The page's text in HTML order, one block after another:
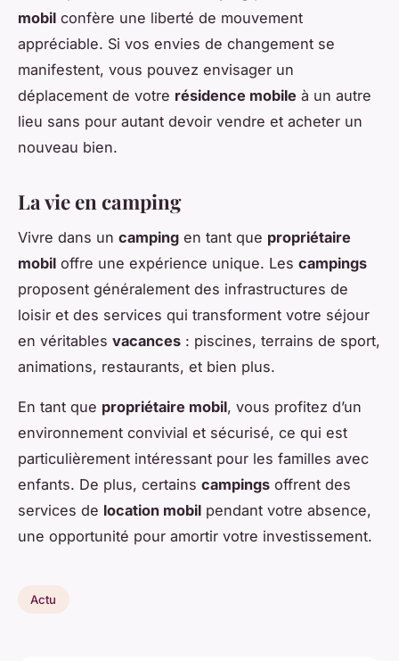
mobil confère une liberté de mouvement
appréciable. Si vos envies de changement se
manifestent, vous pouvez envisager un
déplacement de votre résidence mobile à un autre
lieu sans pour autant devoir vendre et acheter un
nouveau bien.
La vie en camping
Vivre dans un camping en tant que propriétaire
mobil offre une expérience unique. Les campings
proposent généralement des infrastructures de
loisir et des services qui transforment votre séjour
en véritables vacances : piscines, terrains de sport,
animations, restaurants, et bien plus.
En tant que propriétaire mobil, vous profitez d’un
environnement convivial et sécurisé, ce qui est
particulièrement intéressant pour les familles avec
enfants. De plus, certains campings offrent des
services de location mobil pendant votre absence,
une opportunité pour amortir votre investissement.
Actu